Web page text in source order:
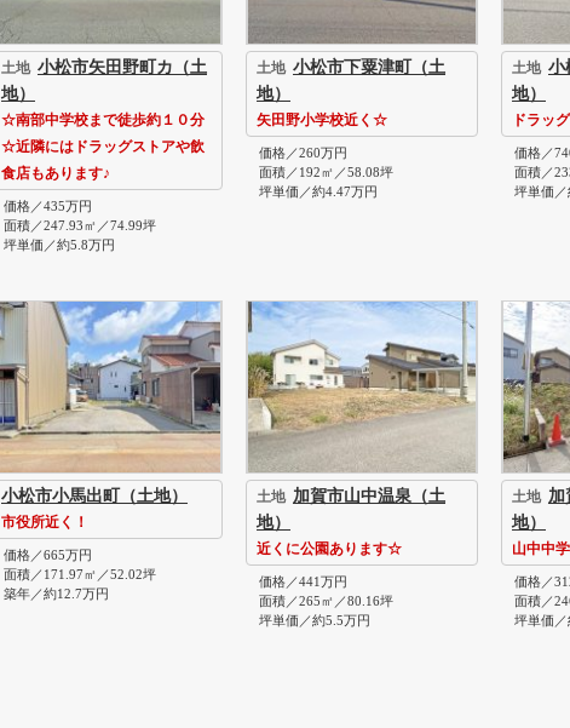
土地 小松市矢田野町カ（土
地）
☆南部中学校まで徒歩約１０分
☆近隣にはドラッグストアや飲
食店もあります♪
価格／435万円
面積／247.93㎡／74.99坪
坪単価／約5.8万円
土地 小松市下粟津町（土
地）
矢田野小学校近く☆
価格／260万円
面積／192㎡／58.08坪
坪単価／約4.47万円
土地 小
地）
ドラッ
価格／
面積／
坪単価
小松市小馬出町（土地）
市役所近く！
価格／665万円
面積／171.97㎡／52.02坪
築年／約12.7万円
土地 加賀市山中温泉（土
地）
近くに公園あります☆
価格／441万円
面積／265㎡／80.16坪
坪単価／約5.5万円
土地 加
地）
山中中
価格／
面積／
坪単価